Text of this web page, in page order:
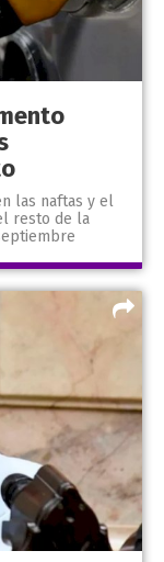
las naftas y el
resto de la